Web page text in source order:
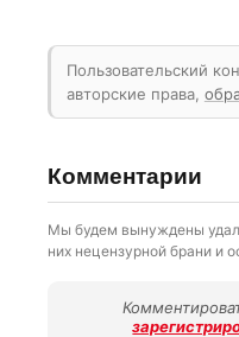
Пользовательский
авторские права,
Комментарии
Мы будем вынуждены
них нецензурной брани и